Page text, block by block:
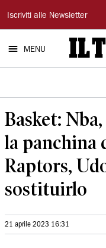
Il
Tirreno
Iscriviti alle Newsletter
MENU
Basket:
la panchina
Raptors,
sostituirlo
21 aprile 2023 16:31